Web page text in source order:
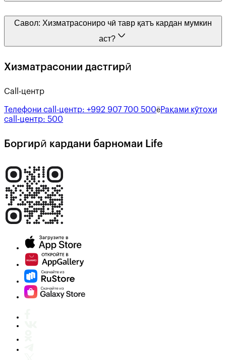
Савол: Хизматрасониро чӣ тавр қатъ кардан мумкин
аст?
Хизматрасонии дастгирӣ
Call-центр
Телефони call-центр: +992 907 700 500ёРақами кӯтоҳи
call-центр: 500
Боргирӣ кардани барномаи Life